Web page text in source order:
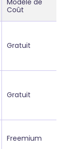
Coût
Gratuit
Gratuit
Freemium